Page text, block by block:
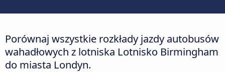
Porównaj wszystkie rozkłady jazdy autobusów
wahadłowych z lotniska Lotnisko Birmingham
do miasta Londyn.